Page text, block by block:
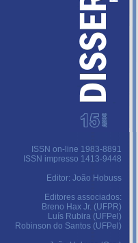
ISSN on-line 1983-8891
ISSN impresso 1413-9448
Editor: João Hobuss
Editores associados:
Breno Hax Jr. (UFPR)
Luís Rubira (UFPel)
Robinson do Santos (UFPel)